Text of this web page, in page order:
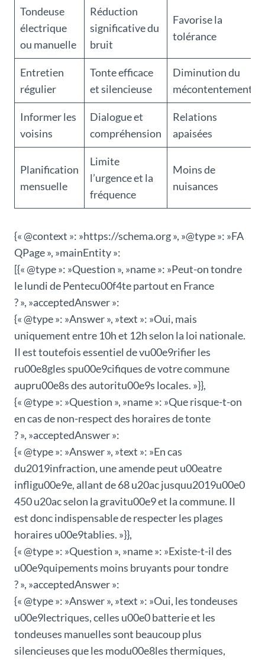
Tondeuse
électrique
ou manuelle
Réduction
significative du
bruit
Favorise la
tolérance
Entretien
régulier
Tonte efficace
et silencieuse
Diminution du
mécontentement
Informer les
voisins
Dialogue et
compréhension
Relations
apaisées
Planification
mensuelle
Limite
l’urgence et la
fréquence
Moins de
nuisances
{« @context »: »https://schema.org », »@type »: »FA
QPage », »mainEntity »:
[{« @type »: »Question », »name »: »Peut-on tondre
le lundi de Pentecu00f4te partout en France
? », »acceptedAnswer »:
{« @type »: »Answer », »text »: »Oui, mais
uniquement entre 10h et 12h selon la loi nationale.
Il est toutefois essentiel de vu00e9rifier les
ru00e8gles spu00e9cifiques de votre commune
aupru00e8s des autoritu00e9s locales. »}},
{« @type »: »Question », »name »: »Que risque-t-on
en cas de non-respect des horaires de tonte
? », »acceptedAnswer »:
{« @type »: »Answer », »text »: »En cas
du2019infraction, une amende peut u00eatre
infligu00e9e, allant de 68 u20ac jusquu2019u00e0
450 u20ac selon la gravitu00e9 et la commune. Il
est donc indispensable de respecter les plages
horaires u00e9tablies. »}},
{« @type »: »Question », »name »: »Existe-t-il des
u00e9quipements moins bruyants pour tondre
? », »acceptedAnswer »:
{« @type »: »Answer », »text »: »Oui, les tondeuses
u00e9lectriques, celles u00e0 batterie et les
tondeuses manuelles sont beaucoup plus
silencieuses que les modu00e8les thermiques,